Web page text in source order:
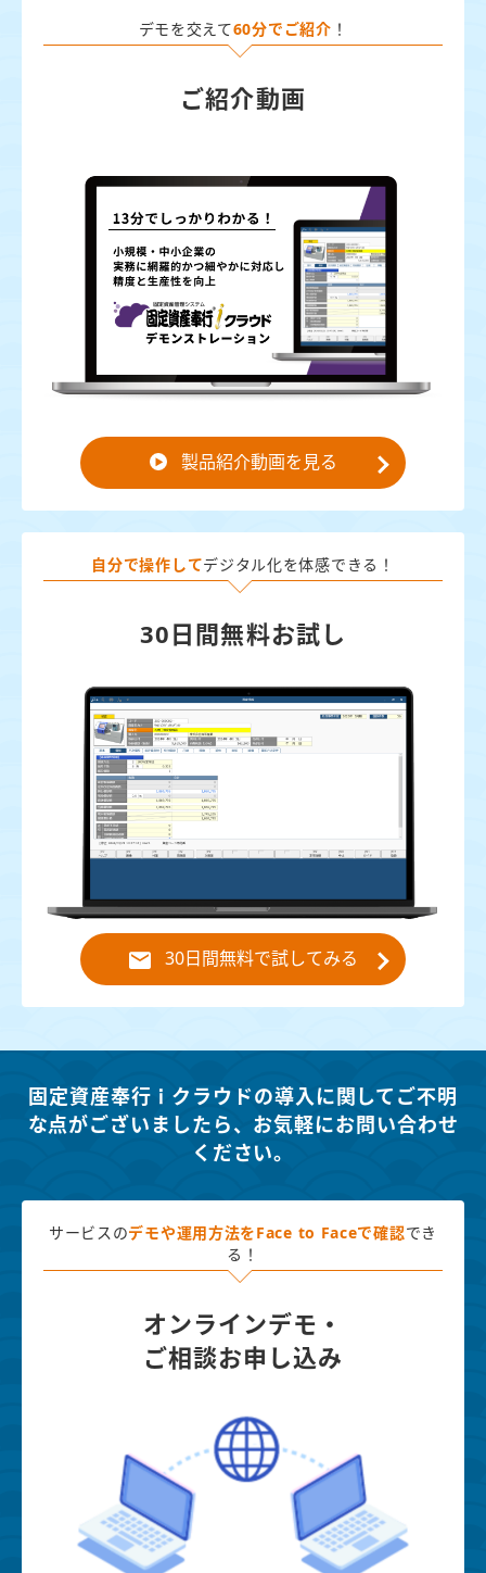
デモを交えて60分でご紹介 ！
ご紹介動画
製品紹介動画を見る
自分で操作してデジタル化を体感できる！
30日間無料お試し
30日間無料で試してみる
固定資産奉行ｉクラウドの導入に関してご不明
な点がございましたら、 お気軽にお問い合わせ
ください。
サービスのデモや運用方法を Face to Faceで確認 でき
る！
オンラインデモ・
ご相談お申し込み